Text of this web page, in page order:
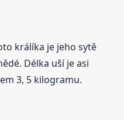
králíka je jeho sytě
Délka uší je asi
3, 5 kilogramu.